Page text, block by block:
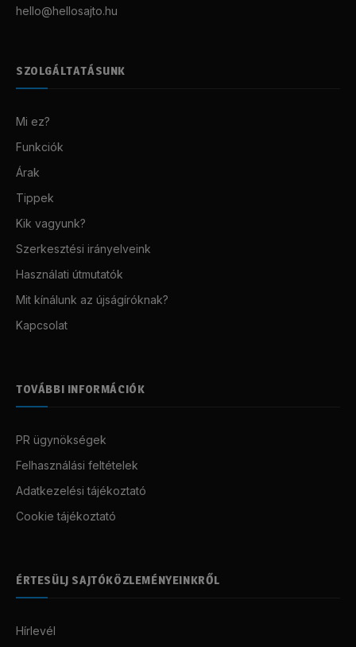
hello@hellosajto.hu
SZOLGÁLTATÁSUNK
Mi ez?
Funkciók
Árak
Tippek
Kik vagyunk?
Szerkesztési irányelveink
Használati útmutatók
Mit kínálunk az újságíróknak?
Kapcsolat
TOVÁBBI INFORMÁCIÓK
PR ügynökségek
Felhasználási feltételek
Adatkezelési tájékoztató
Cookie tájékoztató
ÉRTESÜLJ SAJTÓKÖZLEMÉNYEINKRŐL
Hírlevél